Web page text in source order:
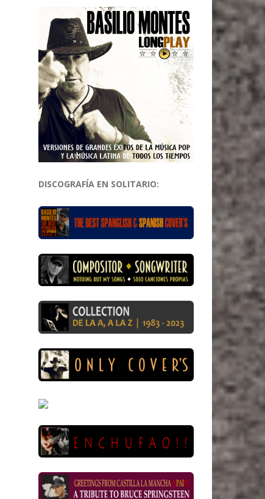
DISCOGRAFÍA EN SOLITARIO: